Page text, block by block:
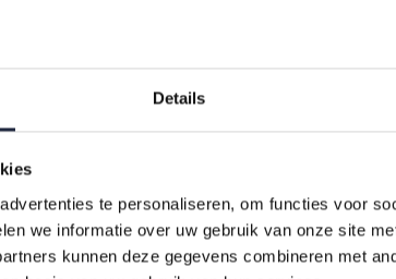
Details
te personaliseren, om functies voor
we informatie over uw gebruik van onze site
kunnen deze gegevens combineren met